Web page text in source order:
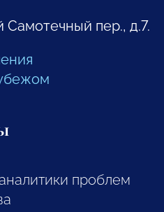
Самотечный пер., д.7.
проблем